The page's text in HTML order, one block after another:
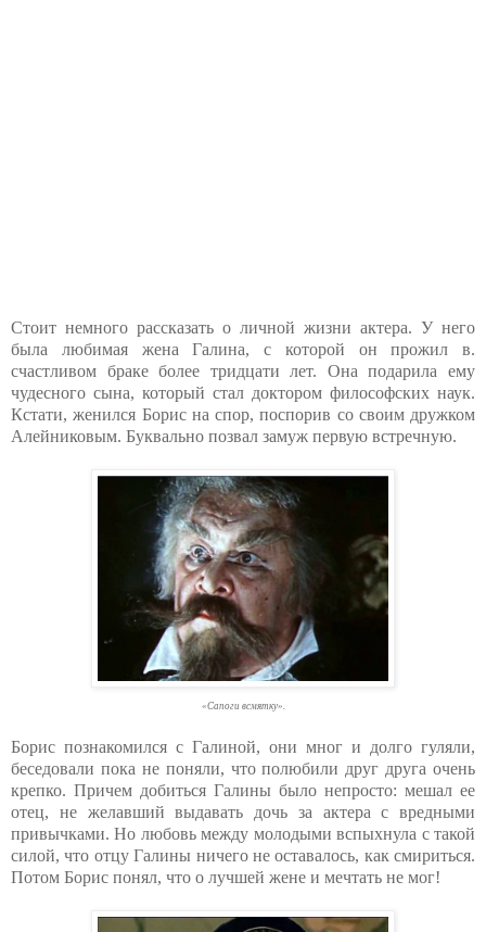
Стоит немного рассказать о личной жизни актера. У него
была любимая жена Галина, с которой он прожил в.
счастливом браке более тридцати лет. Она подарила ему
чудесного сына, который стал доктором философских наук.
Кстати, женился Борис на спор, поспорив со своим дружком
Алейниковым. Буквально позвал замуж первую встречную.
«Сапоги всмятку».
Борис познакомился с Галиной, они мног и долго гуляли,
беседовали пока не поняли, что полюбили друг друга очень
крепко. Причем добиться Галины было непросто: мешал ее
отец, не желавший выдавать дочь за актера с вредными
привычками. Но любовь между молодыми вспыхнула с такой
силой, что отцу Галины ничего не оставалось, как смириться.
Потом Борис понял, что о лучшей жене и мечтать не мог!